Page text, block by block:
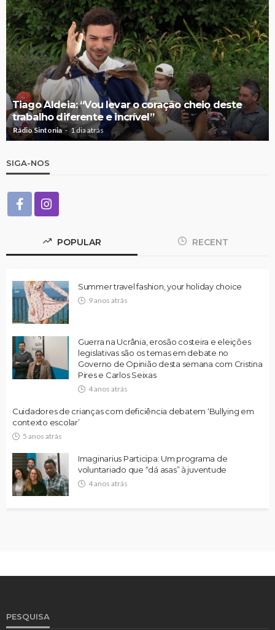
Tiago Aldeia: “Vou levar o coração cheio deste
trabalho diferente e incrível”
Rádio Sintonia 1 dia atrás
SIGA-NOS
POPULAR RECENT
Summer travel fashion, your holiday choice
9 anos atrás
Guerra na Ucrânia, erosão costeira e eleições
legislativas são os temas em debate no
Governo de Opinião desta semana com Cristina
Pires e Carlos Seixas
4 anos atrás
Cuidadores de crianças com deficiência debatem ‘Bullying em
contexto escolar’
5 anos atrás
Imaginarius Participa: Um programa de
voluntariado que “dá asas” à juventude
4 anos atrás
PESQUISA